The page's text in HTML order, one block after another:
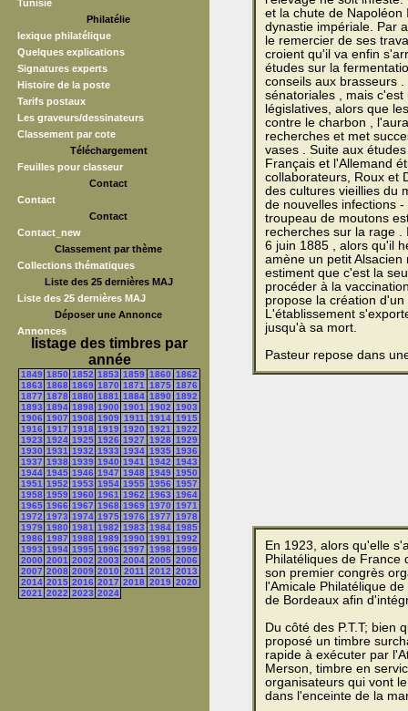
Tunisie
Philatélie
lexique philatélique
Quelques explications
Signatures experts
Histoire de la poste
Tarifs postaux
Les graveurs/dessinateurs
Classement par cote
Téléchargement
Feuilles pour classeur
Contact
Contact
Contact
Contact_new
Classement par thème
Collections thématiques
Liste des 25 dernières MAJ
Liste des 25 dernières MAJ
Déposer une Annonce
Annonces
listage des timbres par
année
1849 1850 1852 1853 1859 1860 1862
1863 1868 1869 1870 1871 1875 1876
1877 1878 1880 1881 1884 1890 1892
1893 1894 1898 1900 1901 1902 1903
1906 1907 1908 1909 1911 1914 1915
1916 1917 1918 1919 1920 1921 1922
1923 1924 1925 1926 1927 1928 1929
1930 1931 1932 1933 1934 1935 1936
1937 1938 1939 1940 1941 1942 1943
1944 1945 1946 1947 1948 1949 1950
1951 1952 1953 1954 1955 1956 1957
1958 1959 1960 1961 1962 1963 1964
1965 1966 1967 1968 1969 1970 1971
1972 1973 1974 1975 1976 1977 1978
1979 1980 1981 1982 1983 1984 1985
1986 1987 1988 1989 1990 1991 1992
1993 1994 1995 1996 1997 1998 1999
2000 2001 2002 2003 2004 2005 2006
2007 2008 2009 2010 2011 2012 2013
2014 2015 2016 2017 2018 2019 2020
2021 2022 2023 2024
et la chute de Napoléon
dynastie impériale. Par
le remercier de ses
croient qu'il va enfin
études sur la
conseils aux brasseurs
sénatoriales , mais
législatives, alors que
contre le charbon ,
recherches et met
vases . Suite aux
Français et l'Allemand
collaborateurs, Roux et
des cultures vieillies du
de nouvelles infections
troupeau de moutons
recherches sur la rage
6 juin 1885 , alors qu'il
amène un petit
estiment que c'est la
procéder à la
propose la création
L'établissement
jusqu'à sa mort.
Pasteur repose dans
En 1923, alors qu'elle
Philatéliques de France
son premier congrès
l'Amicale Philatélique
de Bordeaux afin
Du côté des P.T.T; bien
proposé un timbre
rapide à exécuter par
Merson, timbre en
organisateurs qui vont
dans l'enceinte de la